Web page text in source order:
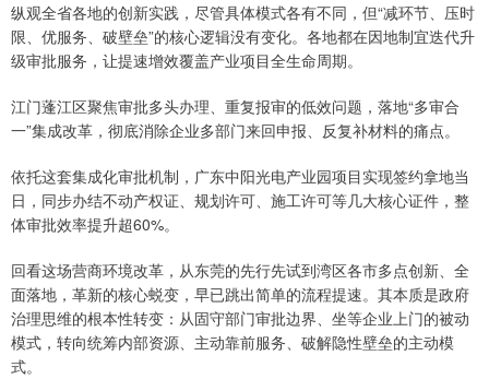
纵观全省各地的创新实践，尽管具体模式各有不同，但“减环节、压时
限、优服务、破壁垒”的核心逻辑没有变化。各地都在因地制宜迭代升
级审批服务，让提速增效覆盖产业项目全生命周期。
江门蓬江区聚焦审批多头办理、重复报审的低效问题，落地“多审合
一”集成改革，彻底消除企业多部门来回申报、反复补材料的痛点。
依托这套集成化审批机制，广东中阳光电产业园项目实现签约拿地当
日，同步办结不动产权证、规划许可、施工许可等几大核心证件，整
体审批效率提升超60%。
回看这场营商环境改革，从东莞的先行先试到湾区各市多点创新、全
面落地，革新的核心蜕变，早已跳出简单的流程提速。其本质是政府
治理思维的根本性转变：从固守部门审批边界、坐等企业上门的被动
模式，转向统筹内部资源、主动靠前服务、破解隐性壁垒的主动模
式。